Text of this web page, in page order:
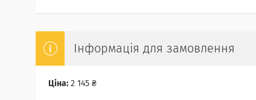
Інформація для замовлення
Ціна: 2 145 ₴